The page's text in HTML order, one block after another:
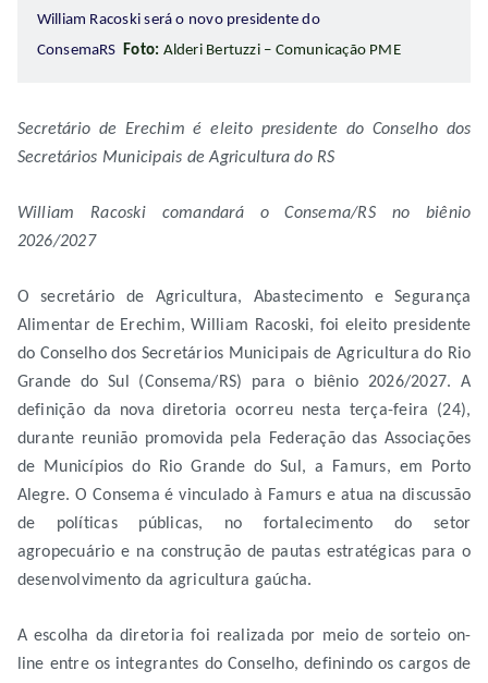
William Racoski será o novo presidente do
ConsemaRSFoto: Alderi Bertuzzi – Comunicação PME
Secretário de Erechim é eleito presidente do Conselho dos
Secretários Municipais de Agricultura do RS
William Racoski comandará o Consema/RS no biênio
2026/2027
O secretário de Agricultura, Abastecimento e Segurança
Alimentar de Erechim, William Racoski, foi eleito presidente
do Conselho dos Secretários Municipais de Agricultura do Rio
Grande do Sul (Consema/RS) para o biênio 2026/2027. A
definição da nova diretoria ocorreu nesta terça-feira (24),
durante reunião promovida pela Federação das Associações
de Municípios do Rio Grande do Sul, a Famurs, em Porto
Alegre. O Consema é vinculado à Famurs e atua na discussão
de políticas públicas, no fortalecimento do setor
agropecuário e na construção de pautas estratégicas para o
desenvolvimento da agricultura gaúcha.
A escolha da diretoria foi realizada por meio de sorteio on-
line entre os integrantes do Conselho, definindo os cargos de